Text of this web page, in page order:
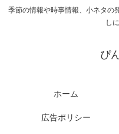
季節の情報や時事情報、小ネタ
し
ぴ
ホーム
広告ポリシー